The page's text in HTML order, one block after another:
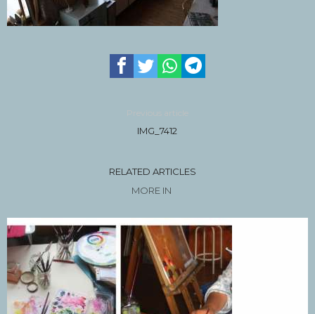
Previous article
IMG_7412
RELATED ARTICLES
MORE IN